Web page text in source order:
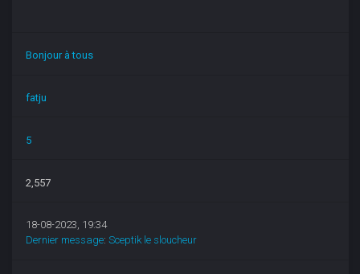
Bonjour à tous
fatju
5
2,557
18-08-2023, 19:34
Dernier message:Sceptik le sloucheur